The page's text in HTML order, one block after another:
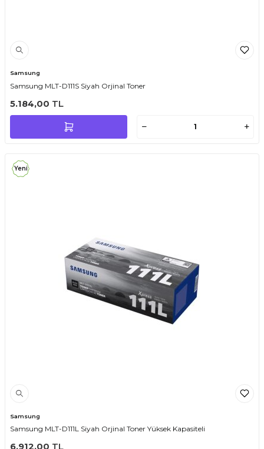
Samsung
Samsung MLT-D111S Siyah Orjinal Toner
5.184,00 TL
Yeni
Samsung
Samsung MLT-D111L Siyah Orjinal Toner Yüksek Kapasiteli
6.912,00 TL